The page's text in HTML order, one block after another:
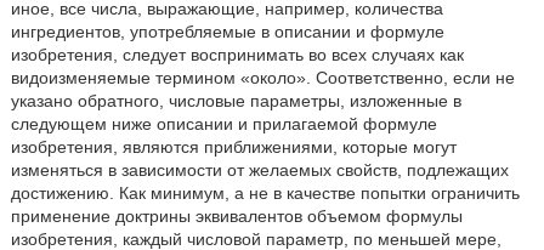
иное, все числа, выражающие, например, количества
ингредиентов, употребляемые в описании и формуле
изобретения, следует воспринимать во всех случаях как
видоизменяемые термином «около». Соответственно, если не
указано обратного, числовые параметры, изложенные в
следующем ниже описании и прилагаемой формуле
изобретения, являются приближениями, которые могут
изменяться в зависимости от желаемых свойств, подлежащих
достижению. Как минимум, а не в качестве попытки ограничить
применение доктрины эквивалентов объемом формулы
изобретения, каждый числовой параметр, по меньшей мере,